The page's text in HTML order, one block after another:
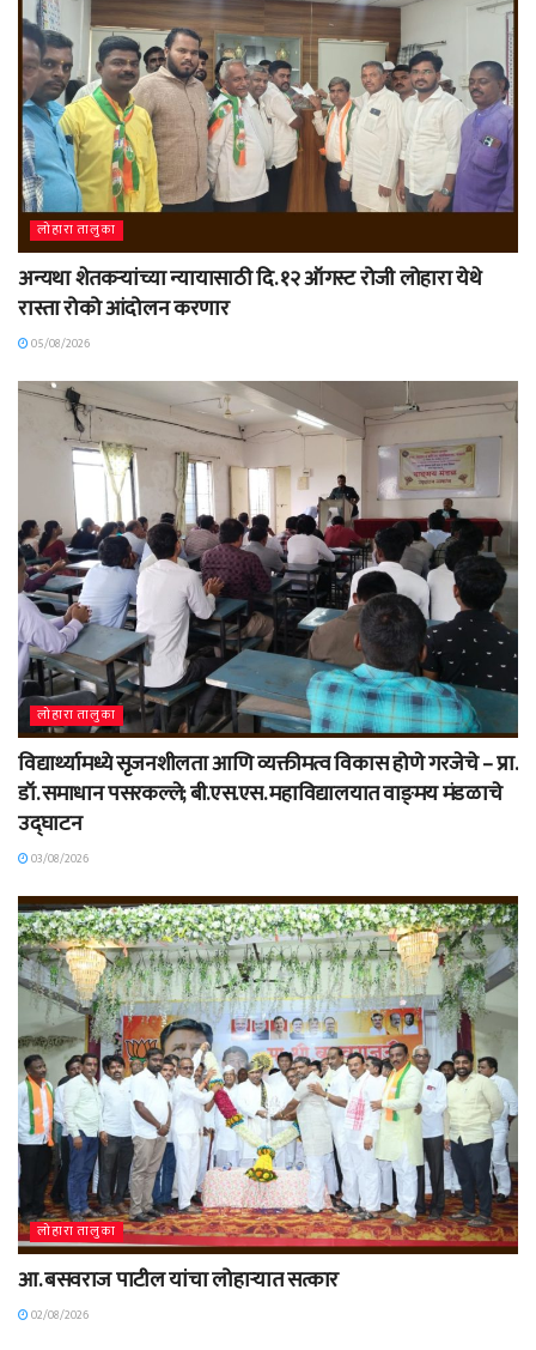
लोहारा तालुका
अन्यथा शेतकऱ्यांच्या न्यायासाठी दि. १२ ऑगस्ट रोजी लोहारा येथे
रास्ता रोको आंदोलन करणार
05/08/2026
लोहारा तालुका
विद्यार्थ्यामध्ये सृजनशीलता आणि व्यक्तीमत्व विकास होणे गरजेचे – प्रा.
डॉ. समाधान पसरकल्ले; बी.एस.एस. महाविद्यालयात वाङ्‌मय मंडळाचे
उद्घाटन
03/08/2026
लोहारा तालुका
आ. बसवराज पाटील यांचा लोहाऱ्यात सत्कार
02/08/2026